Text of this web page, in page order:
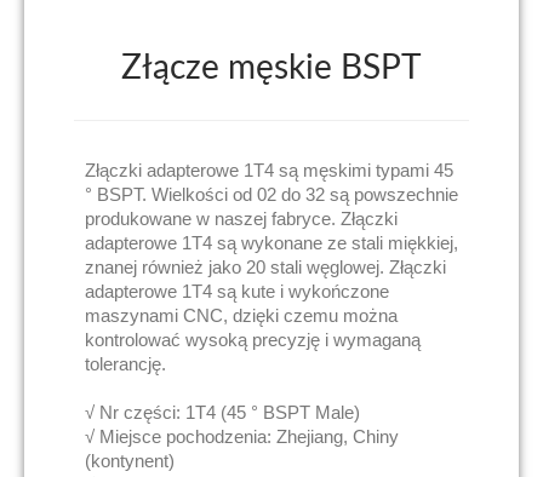
Złącze męskie BSPT
Złączki adapterowe 1T4 są męskimi typami 45
° BSPT. Wielkości od 02 do 32 są powszechnie
produkowane w naszej fabryce. Złączki
adapterowe 1T4 są wykonane ze stali miękkiej,
znanej również jako 20 stali węglowej. Złączki
adapterowe 1T4 są kute i wykończone
maszynami CNC, dzięki czemu można
kontrolować wysoką precyzję i wymaganą
tolerancję.
√ Nr części: 1T4 (45 ° BSPT Male)
√ Miejsce pochodzenia: Zhejiang, Chiny
(kontynent)